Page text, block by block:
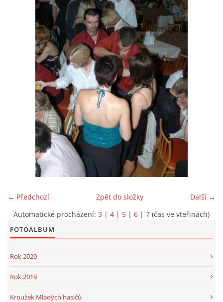
OHLÁŠENÍ PÁLENÍ
KONTAKT
PROJEKT DOPRAVNÍ AUTOMOBIL
SH ČMS - Sbor dobrovolných hasičů Havlovice
Havlovice 377
542 32 Úpice
hasici.havlovice@seznam.cz
© 2026 eStránky.cz
Nahoru ↑
← Předchozí Další →
Zpět do složky
Automatické procházení: 3 | 4 | 5 | 6 | 7 (čas ve vteřinách)
FOTOALBUM
Rok 2020
Rok 2019
Kroužek Mladých hasičů